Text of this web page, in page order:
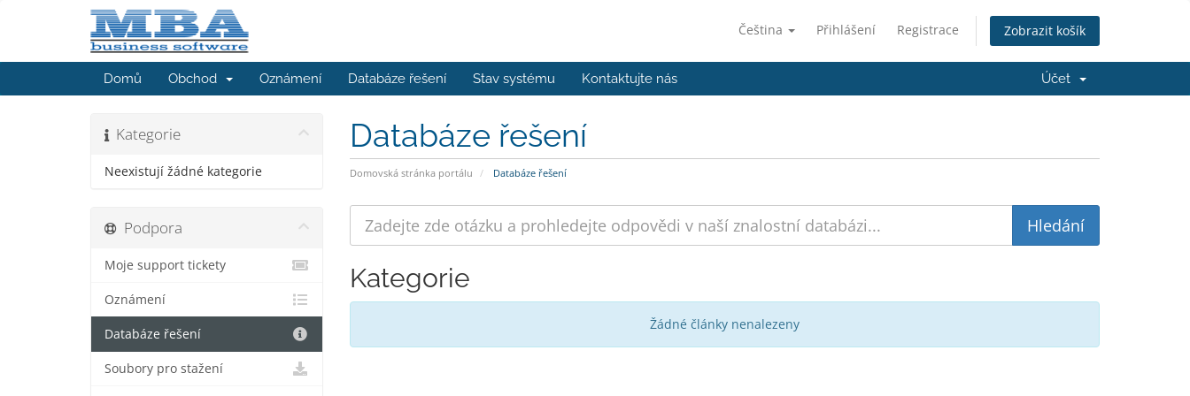
Čeština Přihlášení Registrace Zobrazit košík
Domů Obchod Oznámení Databáze řešení Stav systému Kontaktujte nás Účet
Databáze řešení
Domovská stránka portálu Databáze řešení
Kategorie
Neexistují žádné kategorie
Kategorie
Žádné články nenalezeny
Podpora
Moje support tickety
Oznámení
Databáze řešení
Soubory pro stažení